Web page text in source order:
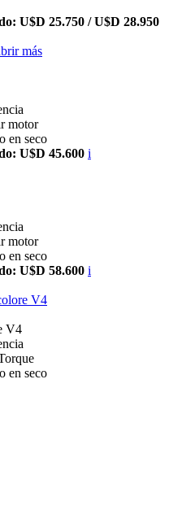
U$D 25.750 / U$D 28.950
más
motor
en seco
U$D 45.600 i
motor
en seco
U$D 58.600 i
V4
V4
en seco